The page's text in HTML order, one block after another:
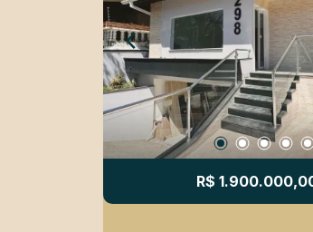
R$